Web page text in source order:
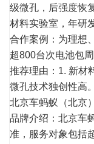
级微孔，后强度恢
材料实验室，年研
合作案例：为理想
超800台次电池包周
推荐理由：1. 新材
微孔技术独创性高。
北京车蚂蚁（北京）
品牌介绍：北京车
准，服务对象包括